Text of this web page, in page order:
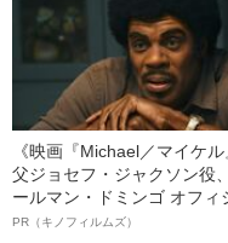
《映画『Michael／マイケル
父ジョセフ・ジャクソン役
ールマン・ドミンゴ オフィ
ルインタビュー“観客を魅了
PR（キノフィルムズ）